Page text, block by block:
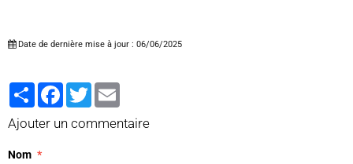
Date de dernière mise à jour : 06/06/2025
PartagerFacebook
Twitter
Ajouter un commentaire
Nom